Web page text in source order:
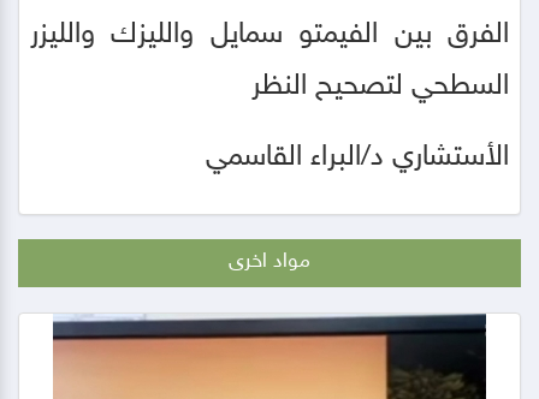
الفرق بين الفيمتو سمايل والليزك والليزر
السطحي لتصحيح النظر
الأستشاري د/البراء القاسمي
مواد اخرى